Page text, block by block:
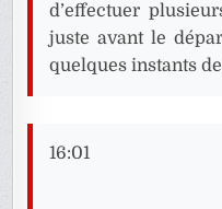
d’effectuer
juste avant le
quelques instants
16:01